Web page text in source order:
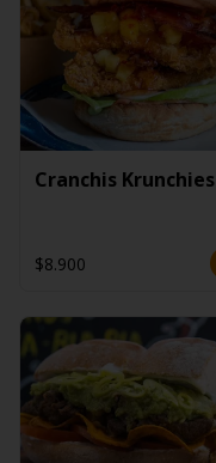
Cranchis Krunchies
$8.900